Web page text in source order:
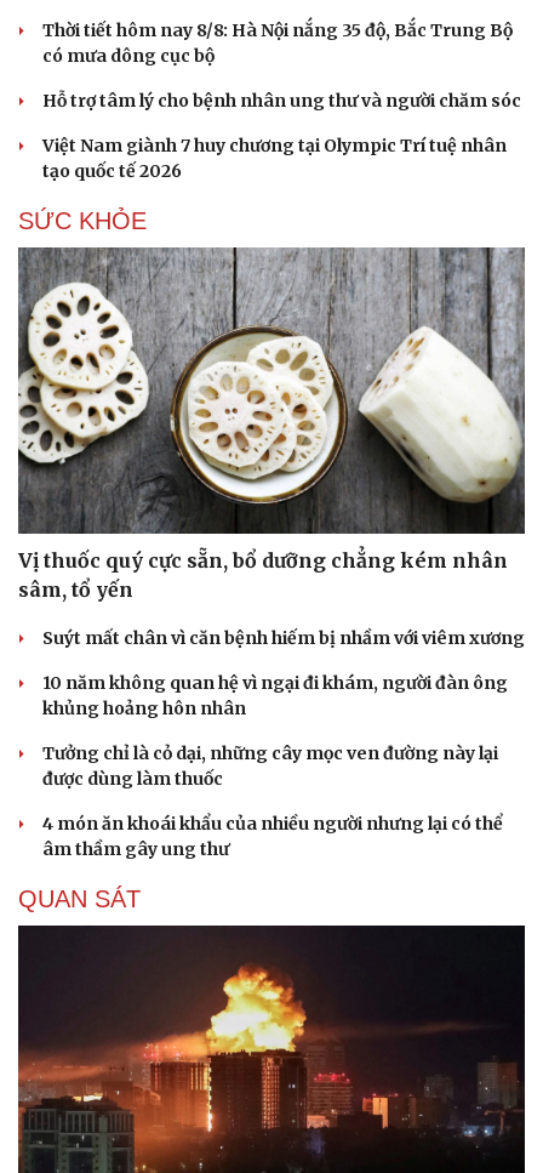
Du lịch
Săn Tour
Đọc truyện đêm khuya
Kể chuyện cho bé
Thời tiết hôm nay 8/8: Hà Nội nắng 35 độ, Bắc Trung Bộ
có mưa dông cục bộ
Hỗ trợ tâm lý cho bệnh nhân ung thư và người chăm sóc
Việt Nam giành 7 huy chương tại Olympic Trí tuệ nhân
tạo quốc tế 2026
SỨC KHỎE
Vị thuốc quý cực sẵn, bổ dưỡng chẳng kém nhân
sâm, tổ yến
Suýt mất chân vì căn bệnh hiếm bị nhầm với viêm xương
10 năm không quan hệ vì ngại đi khám, người đàn ông
khủng hoảng hôn nhân
Tưởng chỉ là cỏ dại, những cây mọc ven đường này lại
được dùng làm thuốc
4 món ăn khoái khẩu của nhiều người nhưng lại có thể
âm thầm gây ung thư
QUAN SÁT